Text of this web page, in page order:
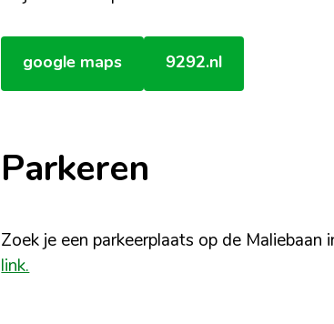
google maps 9292.nl
Parkeren
Zoek je een parkeerplaats op de
link.